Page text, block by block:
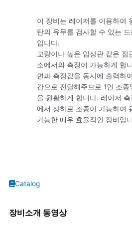
이 장비는 레이저를 이용하여
탄의 유무를 검사할 수 있는
입니다.
교량이나 높은 입상관 같은 접
소에서의 측정이 가능하게 합
면과 측정값을 동시에 출력하
간으로 전달해주므로 1인 조
을 원활하게 합니다. 레이저
에서 상하로 조종이 가능하여
가능한 매우 효율적인 장비입
Catalog
장비소개 동영상